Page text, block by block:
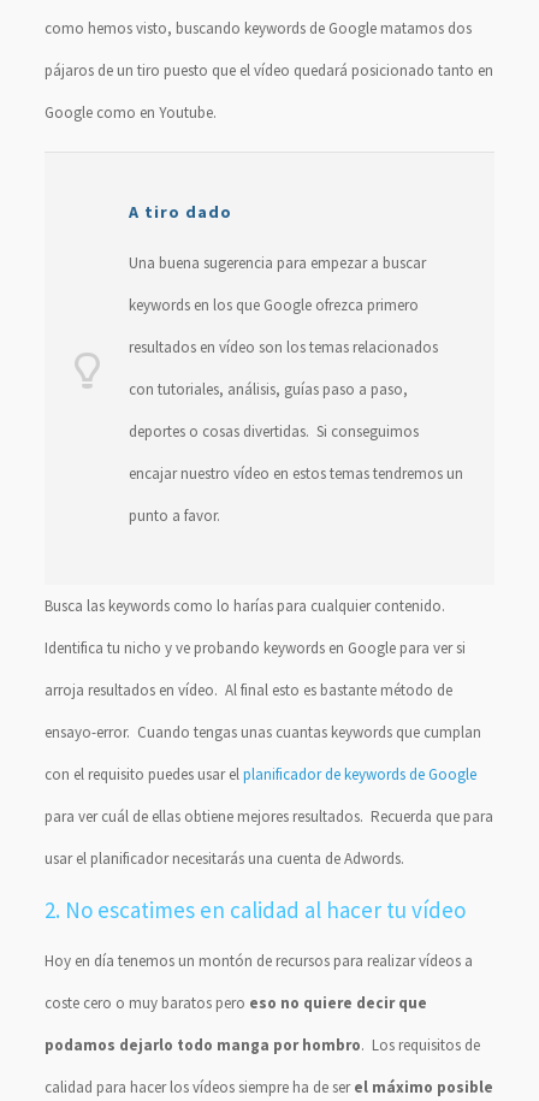
como hemos visto, buscando keywords de Google matamos dos
pájaros de un tiro puesto que el vídeo quedará posicionado tanto en
Google como en Youtube.
A tiro dado
Una buena sugerencia para empezar a buscar
keywords en los que Google ofrezca primero
resultados en vídeo son los temas relacionados
con tutoriales, análisis, guías paso a paso,
deportes o cosas divertidas. Si conseguimos
encajar nuestro vídeo en estos temas tendremos un
punto a favor.
Busca las keywords como lo harías para cualquier contenido.
Identifica tu nicho y ve probando keywords en Google para ver si
arroja resultados en vídeo. Al final esto es bastante método de
ensayo-error. Cuando tengas unas cuantas keywords que cumplan
con el requisito puedes usar elplanificador de keywords de Google
para ver cuál de ellas obtiene mejores resultados. Recuerda que para
usar el planificador necesitarás una cuenta de Adwords.
2. No escatimes en calidad al hacer tu vídeo
Hoy en día tenemos un montón de recursos para realizar vídeos a
coste cero o muy baratos pero eso no quiere decir que
podamos dejarlo todo manga por hombro. Los requisitos de
calidad para hacer los vídeos siempre ha de serel máximo posible